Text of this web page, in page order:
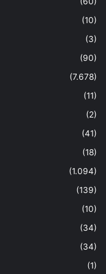
(10)
(3)
(90)
(7.678)
(11)
(2)
(41)
(18)
(1.094)
(139)
(10)
(34)
(34)
(1)